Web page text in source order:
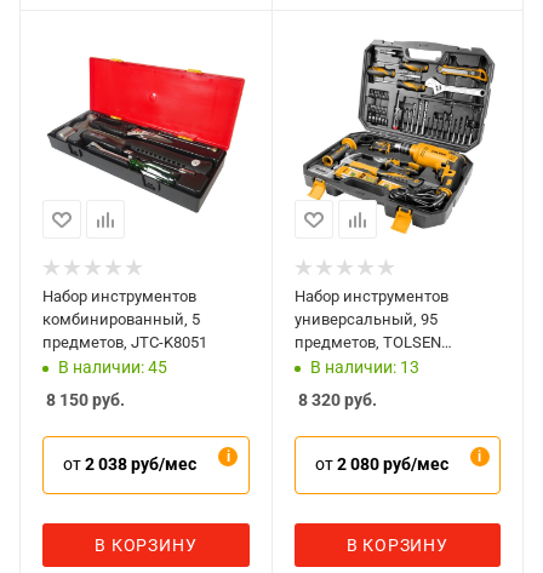
Набор инструментов
комбинированный, 5
предметов, JTC-K8051
В наличии: 45
8 150руб.
от2 038 руб/мес
В КОРЗИНУ
Набор инструментов
универсальный, 95
предметов, TOLSEN
TT79685
В наличии: 13
8 320руб.
от2 080 руб/мес
В КОРЗИНУ